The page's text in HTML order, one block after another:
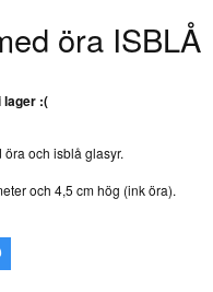
öra ISBLÅ
lager :(
och isblå glasyr.
och 4,5 cm hög (ink öra).